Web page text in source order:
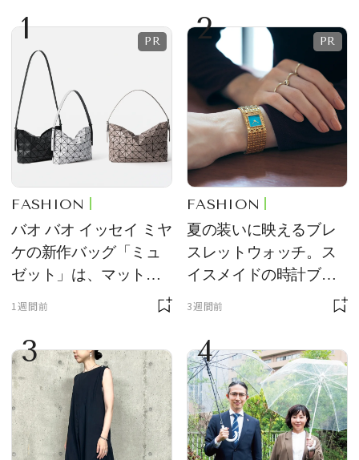
1
FASHION
バオ バオ イッセイ ミヤ
ケの新作バッグ「ミュ
ゼット」は、マットな
1週間前
2
FASHION
夏の装いに映えるブレ
スレットウォッチ。ス
イスメイドの時計ブラ
ンド【フレデリック・
をレビュー。【それい
け！ 良品ハンター】
3週間前
3 4